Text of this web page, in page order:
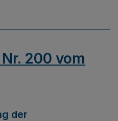
200 vom
der